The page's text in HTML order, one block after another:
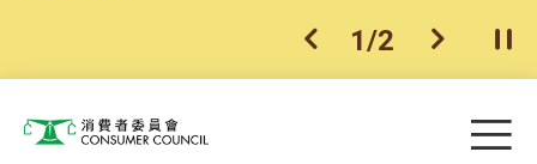
上一个
1/2 下一个开
消费者委员会 目